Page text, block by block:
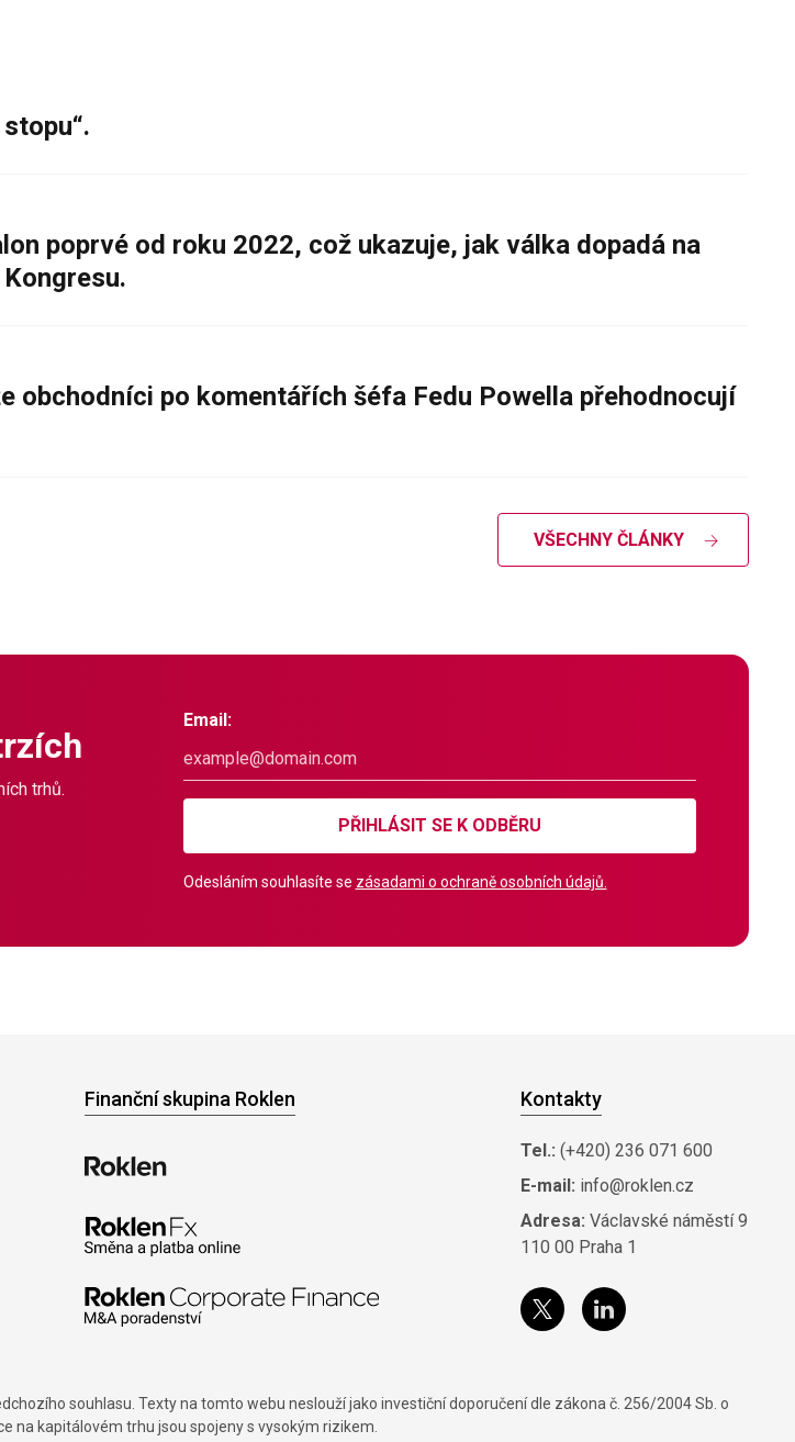
poprvé od roku 2022, což ukazuje, jak válka dopadá na
po komentářích šéfa Fedu Powella přehodnocují
VŠECHNY ČLÁNKY
trhů.
Email:
PŘIHLÁSIT SE K ODBĚRU
Odesláním souhlasíte se zásadami o ochraně osobních údajů.
Finanční skupina Roklen Kontakty
Tel.: (+420) 236 071 600
E-mail: info@roklen.cz
Adresa: Václavské náměstí 9
110 00 Praha 1
souhlasu. Texty na tomto webu neslouží jako investiční doporučení dle zákona č. 256/2004 Sb. o
na kapitálovém trhu jsou spojeny s vysokým rizikem.